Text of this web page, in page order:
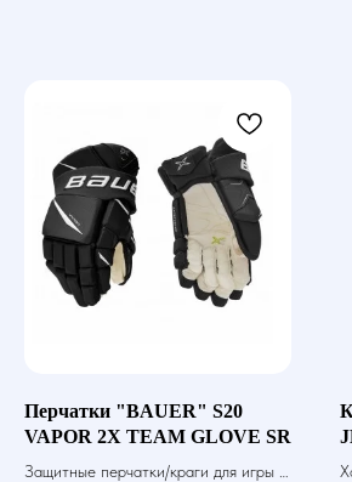
Перчатки "BAUER" S20
VAPOR 2X TEAM GLOVE SR
Защитные перчатки/краги для игры в